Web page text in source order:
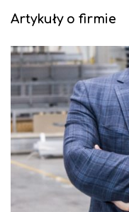
Artykuły o firmie